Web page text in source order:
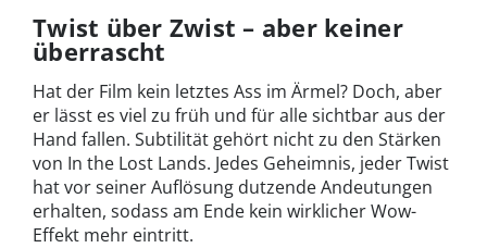
Twist über Zwist – aber keiner
überrascht
Hat der Film kein letztes Ass im Ärmel? Doch, aber
er lässt es viel zu früh und für alle sichtbar aus der
Hand fallen. Subtilität gehört nicht zu den Stärken
von In the Lost Lands. Jedes Geheimnis, jeder Twist
hat vor seiner Auflösung dutzende Andeutungen
erhalten, sodass am Ende kein wirklicher Wow-
Effekt mehr eintritt.